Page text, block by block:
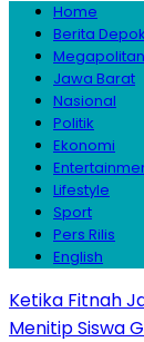
Home
Berita Depok
Megapolitan
Jawa Barat
Nasional
Politik
Ekonomi
Lifestyle
Sport
Pers Rilis
English
Ketika Fitnah
Menitip Siswa